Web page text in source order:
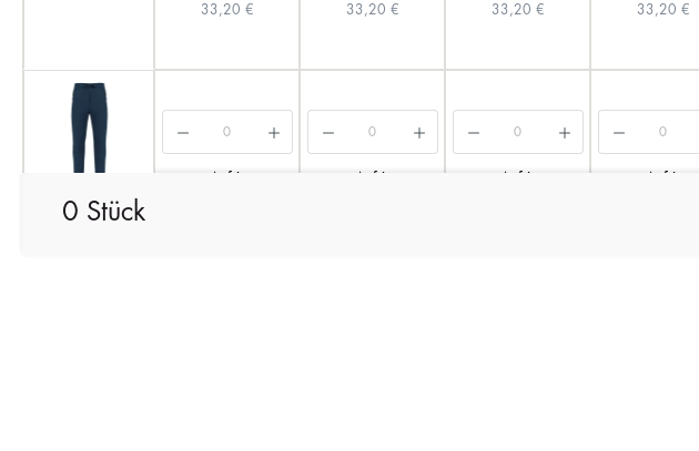
33,20 € 33,20 € 33,20 € 33,20 €
Auf Lager Auf Lager Auf Lager Auf Lager
0 Stück